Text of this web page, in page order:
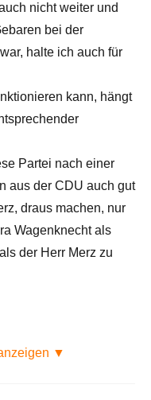
nicht weiter und
bei der
halte ich auch für
kann, hängt
Partei nach einer
aus der CDU auch gut
draus machen, nur
Wagenknecht als
der Herr Merz zu
▼